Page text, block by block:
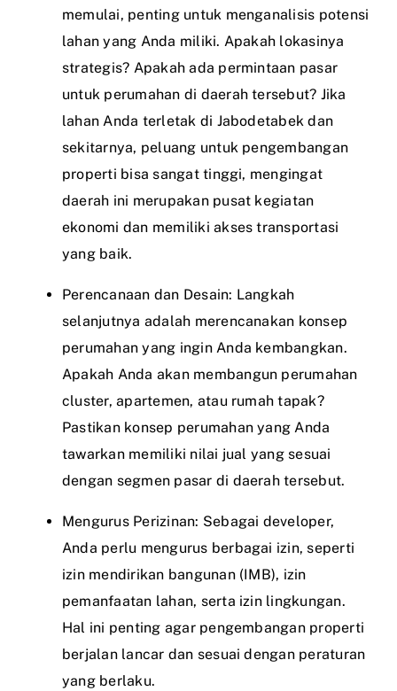
memulai, penting untuk menganalisis potensi
lahan yang Anda miliki. Apakah lokasinya
strategis? Apakah ada permintaan pasar
untuk perumahan di daerah tersebut? Jika
lahan Anda terletak di Jabodetabek dan
sekitarnya, peluang untuk pengembangan
properti bisa sangat tinggi, mengingat
daerah ini merupakan pusat kegiatan
ekonomi dan memiliki akses transportasi
yang baik.
Perencanaan dan Desain: Langkah
selanjutnya adalah merencanakan konsep
perumahan yang ingin Anda kembangkan.
Apakah Anda akan membangun perumahan
cluster, apartemen, atau rumah tapak?
Pastikan konsep perumahan yang Anda
tawarkan memiliki nilai jual yang sesuai
dengan segmen pasar di daerah tersebut.
Mengurus Perizinan: Sebagai developer,
Anda perlu mengurus berbagai izin, seperti
izin mendirikan bangunan (IMB), izin
pemanfaatan lahan, serta izin lingkungan.
Hal ini penting agar pengembangan properti
berjalan lancar dan sesuai dengan peraturan
yang berlaku.